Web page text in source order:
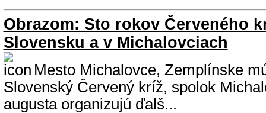
Obrazom: Sto rokov Červeného
Slovensku a v Michalovciach
Mesto Michalovce, Zemplínske
Slovenský Červený kríž, spolok
augusta organizujú ďalš...